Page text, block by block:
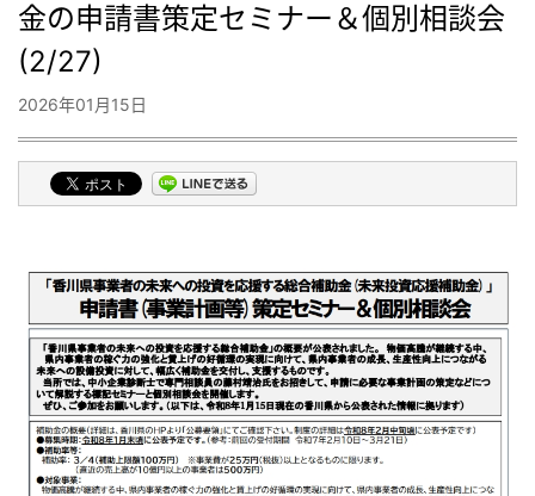
金の申請書策定セミナー＆個別相談会
(2/27)
2026年01月15日